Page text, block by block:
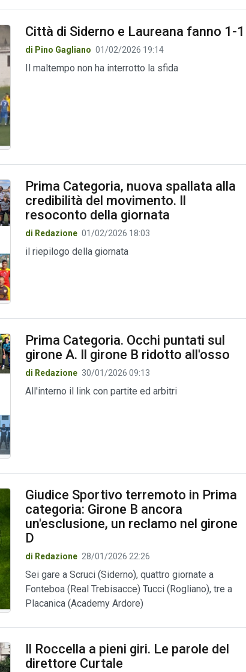
Città di Siderno e Laureana fanno 1-1
di Pino Gagliano 01/02/2026 19:14
Il maltempo non ha interrotto la sfida
Prima Categoria, nuova spallata alla
credibilità del movimento. Il
resoconto della giornata
di Redazione 01/02/2026 18:03
il riepilogo della giornata
Prima Categoria. Occhi puntati sul
girone A. Il girone B ridotto all'osso
di Redazione 30/01/2026 09:13
All'interno il link con partite ed arbitri
Giudice Sportivo terremoto in Prima
categoria: Girone B ancora
un'esclusione, un reclamo nel girone
D
di Redazione 28/01/2026 22:26
Sei gare a Scruci (Siderno), quattro giornate a
Fonteboa (Real Trebisacce) Tucci (Rogliano), tre a
Placanica (Academy Ardore)
Il Roccella a pieni giri. Le parole del
direttore Curtale